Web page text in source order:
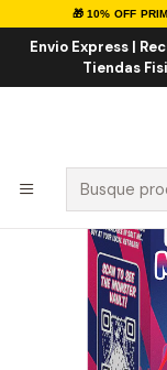
🎁 10% OFF
Envio Express |
Tiendas
Inicio